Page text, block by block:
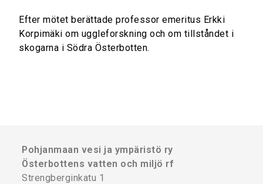
Efter mötet berättade professor emeritus Erkki
Korpimäki om uggleforskning och om tillståndet i
skogarna i Södra Österbotten.
Pohjanmaan vesi ja ympäristö ry
Österbottens vatten och miljö rf
Strengberginkatu 1